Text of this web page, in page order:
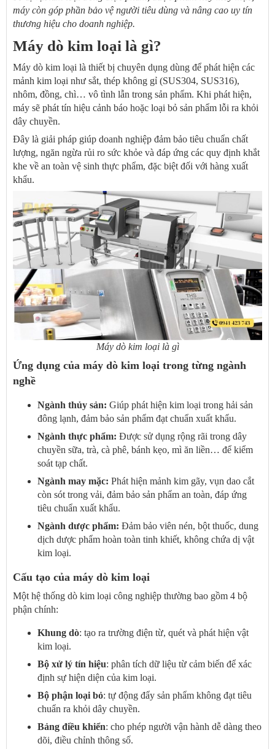
máy còn góp phần bảo vệ người tiêu dùng và nâng cao uy tín
thương hiệu cho doanh nghiệp.
Máy dò kim loại là gì?
Máy dò kim loại là thiết bị chuyên dụng dùng để phát hiện các
mảnh kim loại như sắt, thép không gỉ (SUS304, SUS316),
nhôm, đồng, chì… vô tình lẫn trong sản phẩm. Khi phát hiện,
máy sẽ phát tín hiệu cảnh báo hoặc loại bỏ sản phẩm lỗi ra khỏi
dây chuyền.
Đây là giải pháp giúp doanh nghiệp đảm bảo tiêu chuẩn chất
lượng, ngăn ngừa rủi ro sức khỏe và đáp ứng các quy định khắt
khe về an toàn vệ sinh thực phẩm, đặc biệt đối với hàng xuất
khẩu.
Máy dò kim loại là gì
Ứng dụng của máy dò kim loại trong từng ngành
nghề
Ngành thủy sản: Giúp phát hiện kim loại trong hải sản
đông lạnh, đảm bảo sản phẩm đạt chuẩn xuất khẩu.
Ngành thực phẩm: Được sử dụng rộng rãi trong dây
chuyền sữa, trà, cà phê, bánh kẹo, mì ăn liền… để kiểm
soát tạp chất.
Ngành may mặc: Phát hiện mảnh kim gãy, vụn dao cắt
còn sót trong vải, đảm bảo sản phẩm an toàn, đáp ứng
tiêu chuẩn xuất khẩu.
Ngành dược phẩm: Đảm bảo viên nén, bột thuốc, dung
dịch dược phẩm hoàn toàn tinh khiết, không chứa dị vật
kim loại.
Cấu tạo của máy dò kim loại
Một hệ thống dò kim loại công nghiệp thường bao gồm 4 bộ
phận chính:
Khung dò: tạo ra trường điện từ, quét và phát hiện vật
kim loại.
Bộ xử lý tín hiệu: phân tích dữ liệu từ cảm biến để xác
định sự hiện diện của kim loại.
Bộ phận loại bỏ: tự động đẩy sản phẩm không đạt tiêu
chuẩn ra khỏi dây chuyền.
Bảng điều khiển: cho phép người vận hành dễ dàng theo
dõi, điều chỉnh thông số.